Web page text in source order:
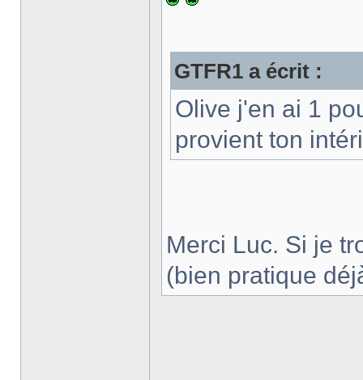
GTFR1 a écrit :
Olive j'en ai 1
provient ton
Merci Luc. Si je
(bien pratique